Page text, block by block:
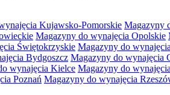
Kujawsko-Pomorskie Magazyny
Magazyny do wynajęcia Opolskie
Świętokrzyskie Magazyny do
Bydgoszcz Magazyny do wynajęcia
wynajęcia Kielce Magazyny do
Poznań Magazyny do wynajęcia